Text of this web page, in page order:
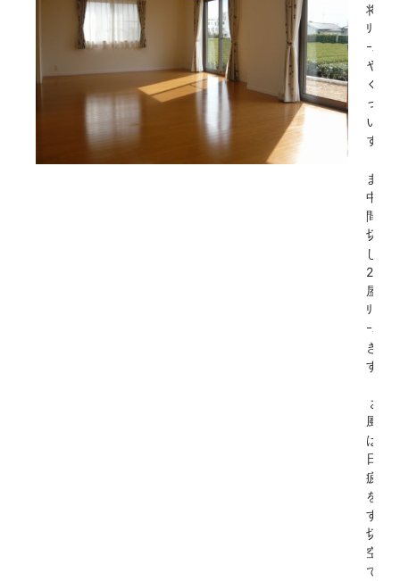
将来
ﾘﾌｫ
ｰﾑし
やす
くな
って
いま
す。
まん
中で
間仕
切り
して
2部
屋に
ﾘﾌｫ
ｰﾑで
きま
す。
お
風呂
は一
日の
疲れ
を癒
す大
切な
空間
で